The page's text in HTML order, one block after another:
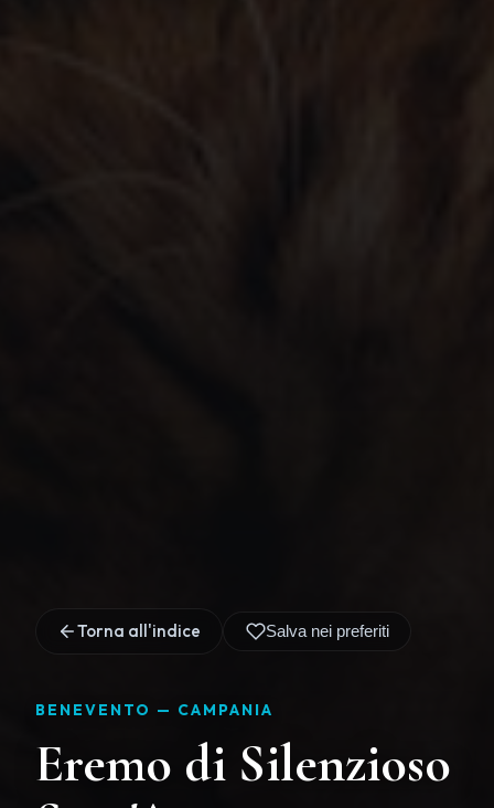
Torna all'indice Salva nei preferiti
BENEVENTO — CAMPANIA
Eremo di Silenzioso